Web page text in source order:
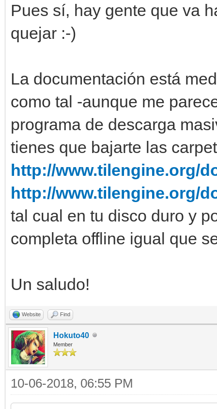
Pues sí, hay gente que va
quejar :-)
La documentación está
como tal -aunque me
programa de descarga
tienes que bajarte las
http://www.tilengine.org/
http://www.tilengine.org/
tal cual en tu disco duro y
completa offline igual que
Un saludo!
Website Find
Hokuto40
Member
10-06-2018, 06:55 PM